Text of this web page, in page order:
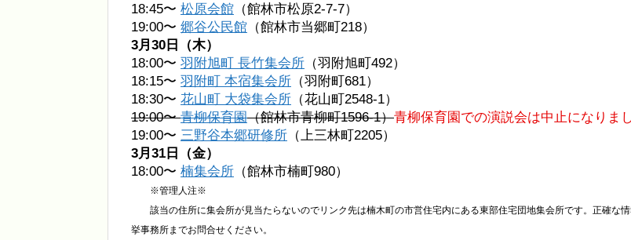
18:45〜 松原会館 （館林市松原2-7-7）
19:00〜 郷谷公民館 （館林市当郷町218）
3月30日（木）
18:00〜 羽附旭町 長竹集会所 （羽附旭町492）
18:15〜 羽附町 本宿集会所 （羽附町681）
18:30〜 花山町 大袋集会所 （花山町2548-1）
19:00〜青柳保育園（館林市青柳町1596-1）青柳保育園での演説会は中止になりまし
19:00〜 三野谷本郷研修所 （上三林町2205）
3月31日（金）
18:00〜 楠集会所 （館林市楠町980）
※管理人注※
該当の住所に集会所が見当たらないのでリンク先は楠木町の市営住宅内にある東部住宅団地集会所です。正確な情
挙事務所までお問合せください。